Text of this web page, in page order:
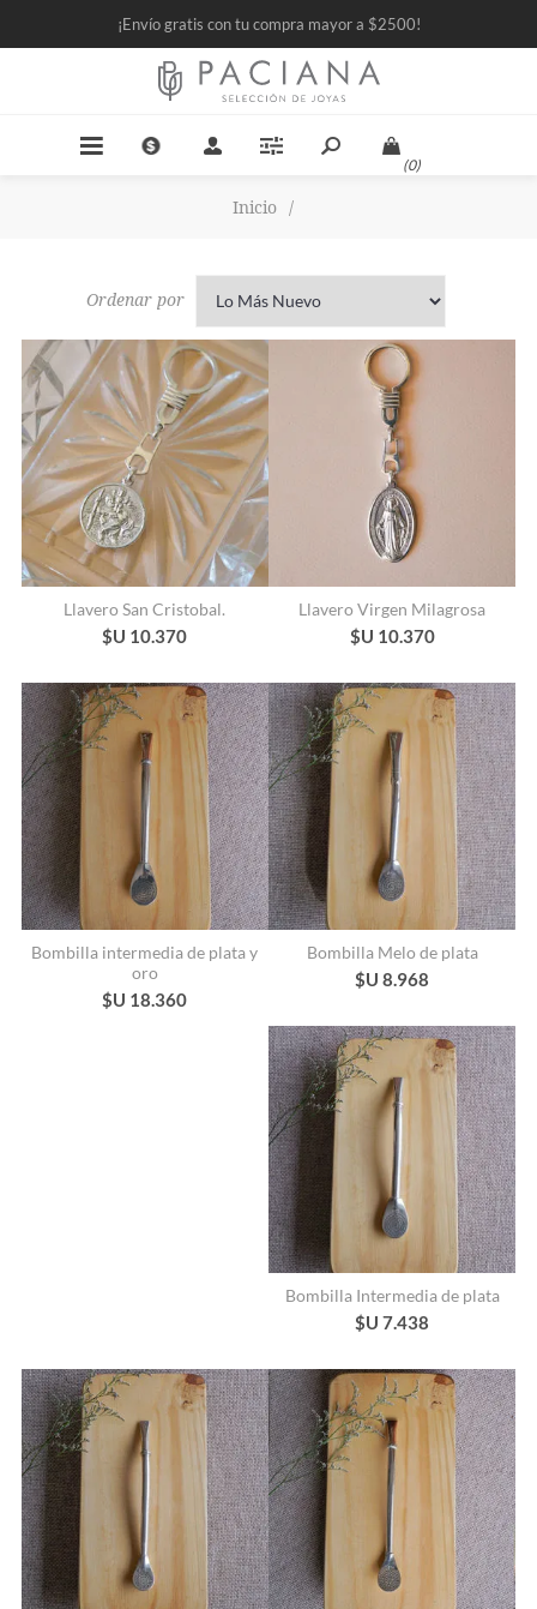
¡Envío gratis con tu compra mayor a $2500!
(0)
Inicio /
Ordenar por
Llavero San Cristobal.
$U 10.370
Llavero Virgen Milagrosa
$U 10.370
Bombilla intermedia de plata y
oro
$U 18.360
Bombilla Melo de plata
$U 8.968
Bombilla Intermedia de plata
$U 7.438